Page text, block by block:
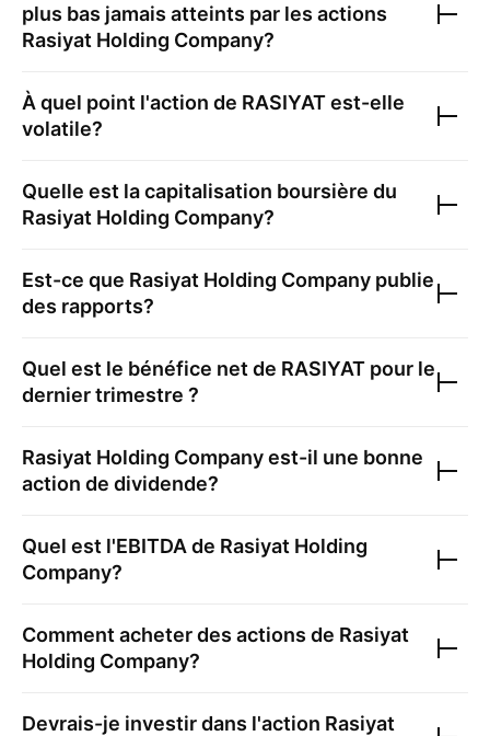
plus bas jamais atteints par les actions
Rasiyat Holding Company?
À quel point l'action de RASIYATest-elle
volatile?
Quelle est la capitalisation boursière du
Rasiyat Holding Company?
Est-ce que Rasiyat Holding Company publie
des rapports?
Quel est le bénéfice net de RASIYAT pour le
dernier trimestre ?
Rasiyat Holding Companyest-il une bonne
action de dividende?
Quel est l'EBITDA de Rasiyat Holding
Company?
Comment acheter des actions de Rasiyat
Holding Company?
Devrais-je investir dans l'action Rasiyat